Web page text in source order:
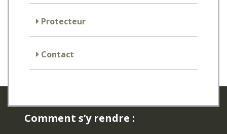
Protecteur
Contact
Comment s’y rendre :